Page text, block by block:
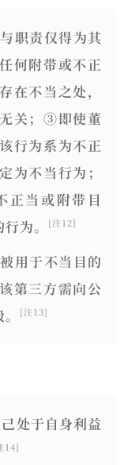
职责仅得为其
何附带或不正
不当之处，
关；③即使董
行为系为不正
为不当行为；
当或附带目
为。
[注12]
用于不当目的
第三方需向公
[注13]
处于自身利益
14]